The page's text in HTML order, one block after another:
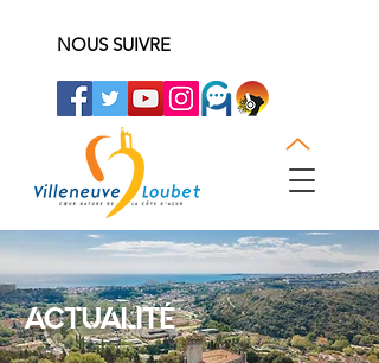
NOUS SUIVRE
ACTUALITÉ